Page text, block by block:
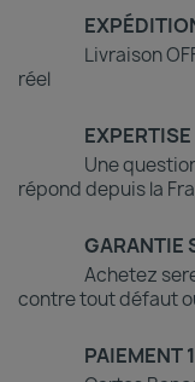
Livraison
réel
Une
répond depuis la
GARANTIE
Achetez
contre tout défaut
PAIEMENT